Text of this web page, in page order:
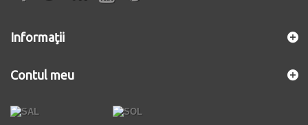
Informaţii
Contul meu